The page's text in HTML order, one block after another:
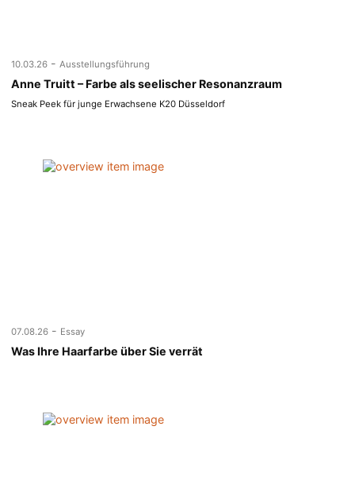
10.03.26 - Ausstellungsführung
Anne Truitt – Farbe als seelischer Resonanzraum
Sneak Peek für junge Erwachsene K20 Düsseldorf
07.08.26 - Essay
Was Ihre Haarfarbe über Sie verrät